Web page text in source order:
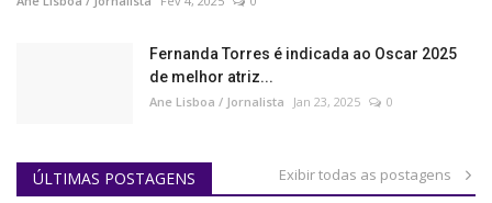
Fernanda Torres é indicada ao Oscar 2025
de melhor atriz...
Ane Lisboa / Jornalista Jan 23, 2025 0
ÚLTIMAS POSTAGENS Exibir todas as postagens